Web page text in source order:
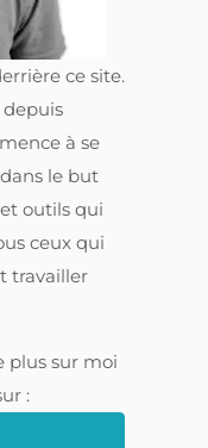
ce site.
depuis
à se
le but
outils qui
ceux qui
travailler
plus sur moi
: